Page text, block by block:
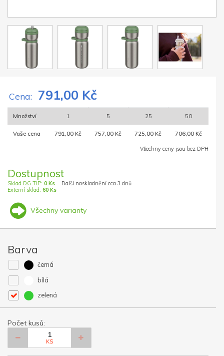
Cena: 791,00 Kč
Množství 1 5 25 50
Vaše cena 791,00 Kč 757,00 Kč 725,00 Kč 706,00 Kč
Všechny ceny jsou bez DPH
Dostupnost
Sklad DG TIP: 0 Ks
Externí sklad: 60 Ks
Další naskladnění cca 3 dnů
Všechny varianty
Barva
černá
bílá
zelená
Počet kusů:
KS